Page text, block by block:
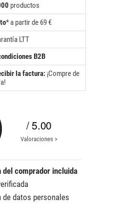
productos
* a partir de 69 €
LTT
B2B
la factura: ¡Compre de
/ 5.00
Valoraciones >
del comprador incluida
de datos personales